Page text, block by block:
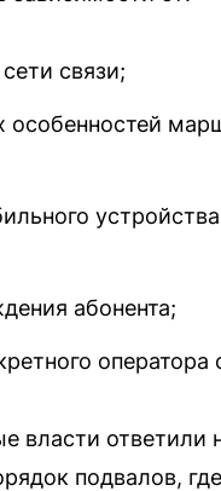
связи;
особенностей
устройства
абонента;
оператора
власти ответили
подвалов,